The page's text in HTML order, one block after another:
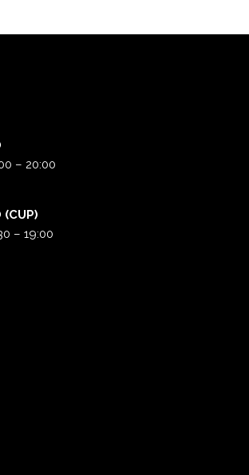
– 20:00
(CUP)
– 19:00